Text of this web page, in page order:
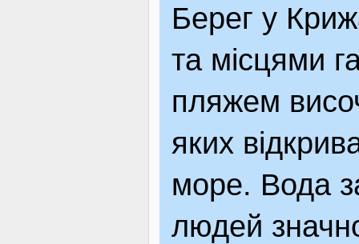
ЯК ДОЇХАТИБерег у
та місцями
пляжем
яких
море. Вода
людей